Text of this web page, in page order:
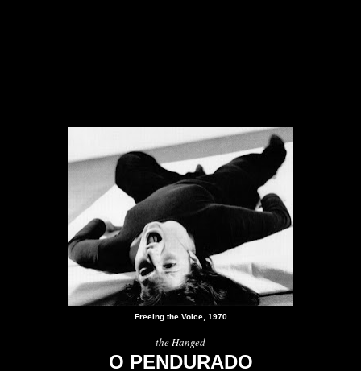
Freeing the Voice, 1970
the Hanged
O PENDURADO